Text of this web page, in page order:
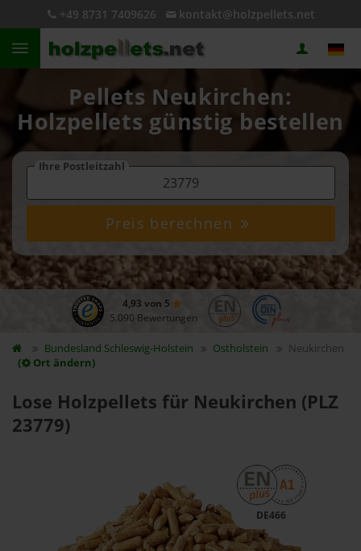
+49 8731 7409626 kontakt@holzpellets.net
Pellets Neukirchen:
Holzpellets günstig bestellen
Ihre Postleitzahl
Preis berechnen
4,93 von 5
5.090 Bewertungen
Bundesland Schleswig-Holstein Ostholstein
Neukirchen
(
Ort ändern)
Lose Holzpellets für Neukirchen (PLZ
23779)
DE466